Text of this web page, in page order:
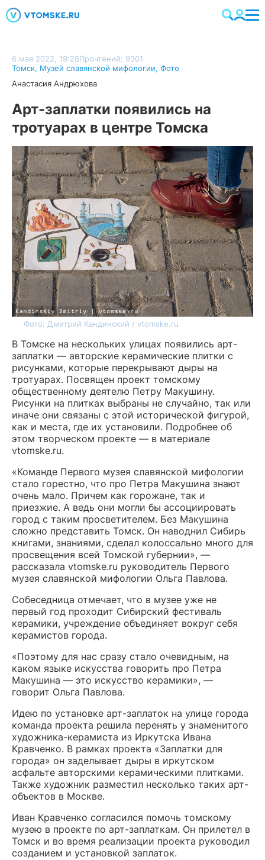
6 мая 2022, 19:28Прочтений: 9301
Томск, Музей славянской мифологии, Фото
Анастасия Андрюхова
Арт-заплатки появились на
тротуарах в центре Томска
Фото: Дмитрий Кандинский / vtomske.ru
В Томске на нескольких улицах появились арт-
заплатки — авторские керамические плитки с
рисунками, которые перекрывают дыры на
тротуарах. Посвящен проект томскому
общественному деятелю Петру Макушину.
Рисунки на плитках выбраны не случайно, так или
иначе они связаны с этой исторической фигурой,
как и места, где их установили. Подробнее об
этом творческом проекте — в материале
vtomske.ru.
«Команде Первого музея славянской мифологии
стало горестно, что про Петра Макушина знают
очень мало. Причем как горожане, так и
приезжие. А ведь они могли бы ассоциировать
город с таким просветителем. Без Макушина
сложно представить Томск. Он наводнил Сибирь
книгами, знаниями, сделал колоссально много для
просвещения всей Томской губернии», —
рассказала vtomske.ru руководитель Первого
музея славянской мифологии Ольга Павлова.
Собеседница отмечает, что в музее уже не
первый год проходит Сибирский фестиваль
керамики, учреждение объединяет вокруг себя
керамистов города.
«Поэтому для нас сразу стало очевидным, на
каком языке искусства говорить про Петра
Макушина — это искусство керамики», —
говорит Ольга Павлова.
Идею по установке арт-заплаток на улице города
команда проекта решила перенять у знаменитого
художника-керамиста из Иркутска Ивана
Кравченко. В рамках проекта «Заплатки для
города» он заделывает дыры в иркутском
асфальте авторскими керамическими плитками.
Также художник разместил несколько таких арт-
объектов в Москве.
Иван Кравченко согласился помочь томскому
музею в проекте по арт-заплаткам. Он прилетел в
Томск и во время реализации проекта руководил
созданием и установкой заплаток.